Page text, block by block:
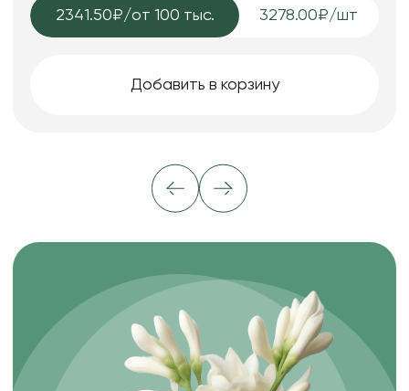
2341.50₽/от 100 тыс. 3278.00₽/шт
Добавить в корзину